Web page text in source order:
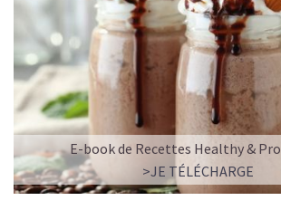
L’ALLIANCE PARFAITE ENTRE
PERFORMANCE
E-book de Recettes Healthy &
>JE TÉLÉCHARGE